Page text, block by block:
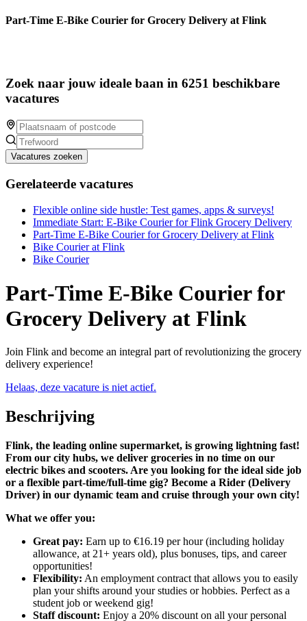
Part-Time E-Bike Courier for Grocery Delivery at Flink
Zoek naar jouw ideale baan in 6251 beschikbare
vacatures
Vacatures zoeken
Gerelateerde vacatures
Flexible online side hustle: Test games, apps & surveys!
Immediate Start: E-Bike Courier for Flink Grocery Delivery
Part-Time E-Bike Courier for Grocery Delivery at Flink
Bike Courier at Flink
Bike Courier
Part-Time E-Bike Courier for
Grocery Delivery at Flink
Join Flink and become an integral part of revolutionizing the grocery
delivery experience!
Helaas, deze vacature is niet actief.
Beschrijving
Flink, the leading online supermarket, is growing lightning fast!
From our city hubs, we deliver groceries in no time on our
electric bikes and scooters. Are you looking for the ideal side job
or a flexible part-time/full-time gig? Become a Rider (Delivery
Driver) in our dynamic team and cruise through your own city!
What we offer you:
Great pay: Earn up to €16.19 per hour (including holiday
allowance, at 21+ years old), plus bonuses, tips, and career
opportunities!
Flexibility: An employment contract that allows you to easily
plan your shifts around your studies or hobbies. Perfect as a
student job or weekend gig!
Staff discount: Enjoy a 20% discount on all your personal